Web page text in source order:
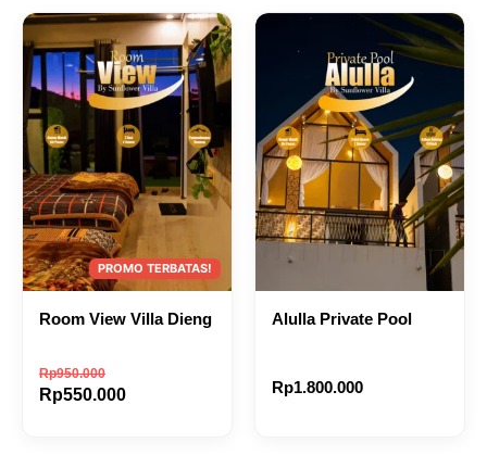
Room View Villa Dieng
Rp950.000
Rp550.000
Alulla Private Pool
Rp1.800.000